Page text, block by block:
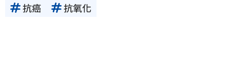
抗癌
抗氧化